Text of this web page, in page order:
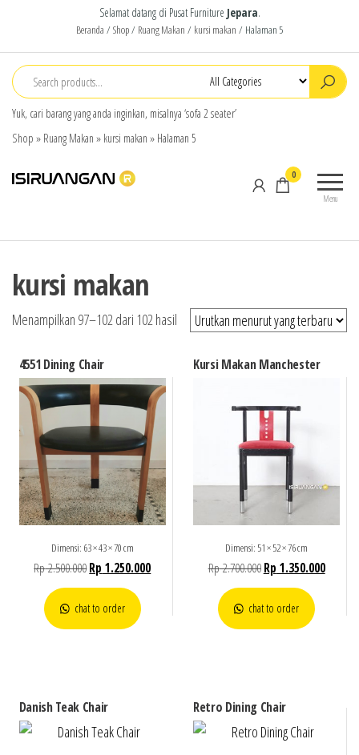
Selamat datang di Pusat Furniture Jepara.
Beranda / Shop/ Ruang Makan / kursi makan / Halaman 5
Yuk, cari barang yang anda inginkan, misalnya ‘sofa 2 seater’
Shop » Ruang Makan » kursi makan » Halaman 5
products
Menu
0
kursi makan
Menampilkan 97–102 dari 102 hasil
4551 Dining Chair
Dimensi: 63 × 43 × 70 cm
Rp2.500.000Rp 1.250.000
chat to order
Kursi Makan Manchester
Dimensi: 51 × 52 × 76 cm
Rp2.700.000 Rp 1.350.000
chat to order
Danish Teak Chair Retro Dining Chair